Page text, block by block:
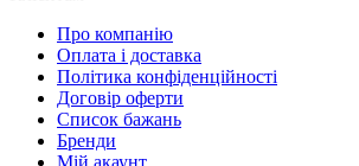
Про компанію
Оплата і доставка
Політика конфіденційності
Договір оферти
Список бажань
Бренди